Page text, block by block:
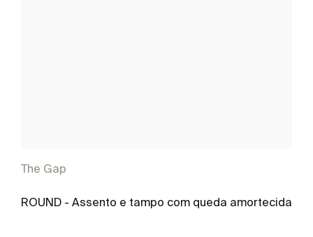
The Gap
ROUND - Assento e tampo com queda amortecida